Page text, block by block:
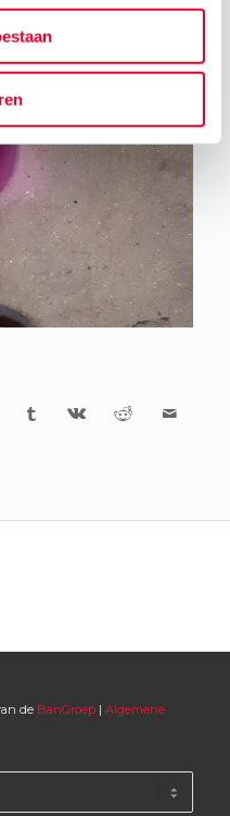
de BanGroep| Algemene